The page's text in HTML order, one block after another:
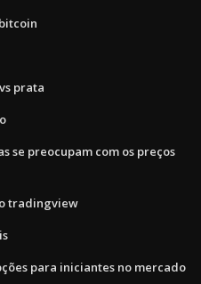
prata
se preocupam com os preços
tradingview
para iniciantes no mercado